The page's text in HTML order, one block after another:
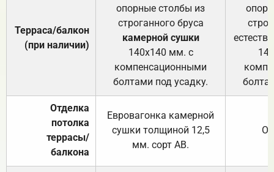
Терраса/балкон
(при наличии)
опорные столбы из
строганного бруса
камерной сушки
140х140 мм. с
компенсационными
болтами под усадку.
Отделка
потолка
террасы/
балкона
Евровагонка камерной
сушки толщиной 12,5
мм. сорт АВ.